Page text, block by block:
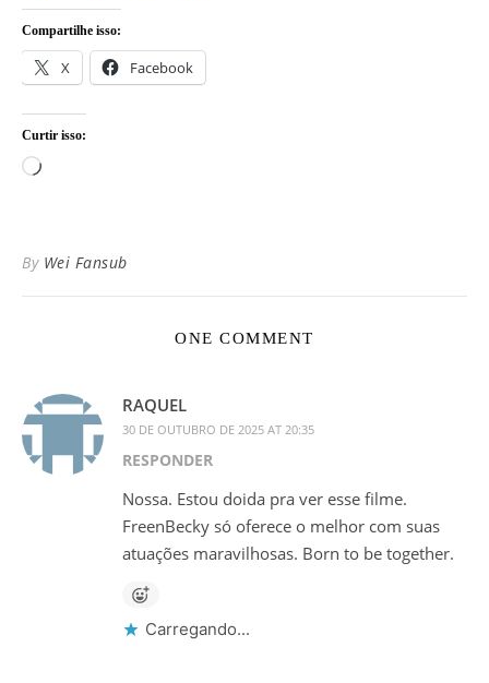
Compartilhe isso:
X Facebook
Curtir isso:
Carregando...
By Wei Fansub
ONE COMMENT
RAQUEL
30 DE OUTUBRO DE 2025 AT 20:35
RESPONDER
Nossa. Estou doida pra ver esse filme.
FreenBecky só oferece o melhor com suas
atuações maravilhosas. Born to be together.
Carregando...